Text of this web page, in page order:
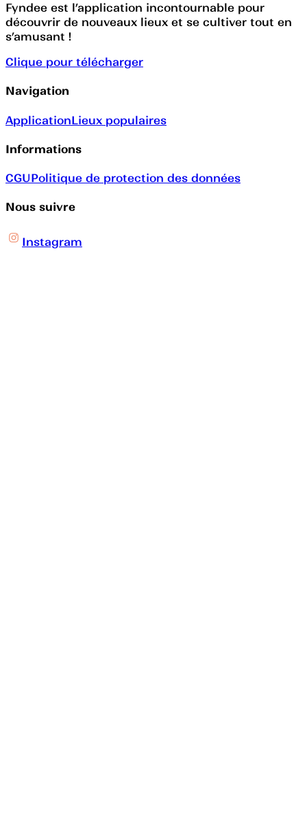
Fyndee est l’application incontournable pour
découvrir de nouveaux lieux et se cultiver tout en
s’amusant !
Clique pour télécharger
Navigation
ApplicationLieux populaires
Informations
CGUPolitique de protection des données
Nous suivre
Instagram